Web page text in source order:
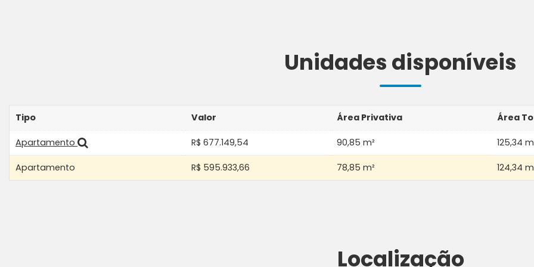
Unidades disponíveis
Tipo Valor Área Privativa Área
Apartamento R$ 677.149,54 90,85 m² 125,34
Apartamento R$ 595.933,66 78,85 m² 124,34
Localização